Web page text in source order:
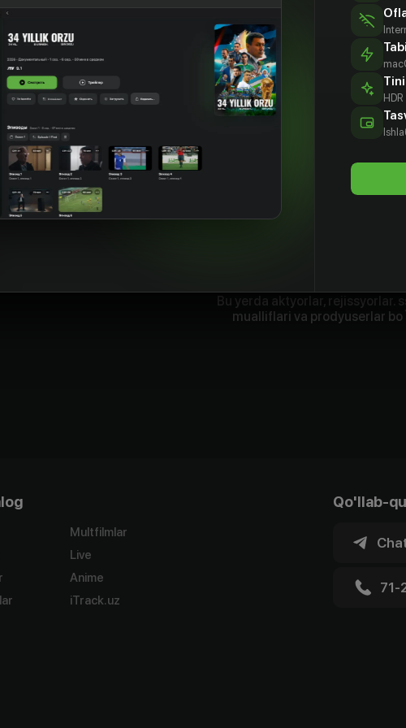
Bu yerda aktyorlar, rejissyorlar.
mualliflari va prodyuserlar
Multfilmlar
Live
Anime
iTrack.uz
Qo'llab-
71-